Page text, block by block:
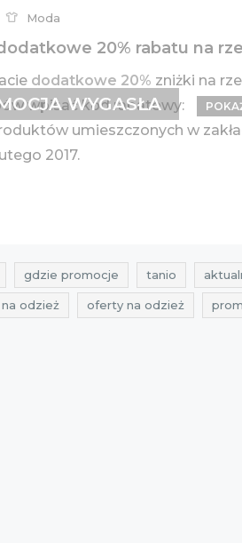
Moda
20% rabatu na
dodatkowe 20% zniżki na
wpisać kod rabatowy:
umieszczonych w
2017.
WYGASŁA
gdzie promocje tanio
odzież oferty na odzież